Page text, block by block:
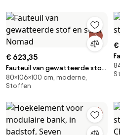
€ 623,35
Fauteuil van gewatteerde stof
en staal Nomad
80×106×100 cm, moderne,
Stoffen
€